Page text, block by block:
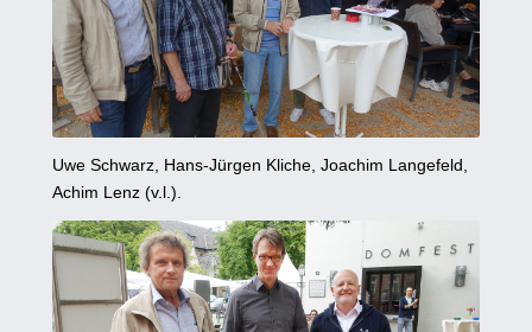
Uwe Schwarz, Hans-Jürgen Kliche, Joachim Langefeld,
Achim Lenz (v.l.).